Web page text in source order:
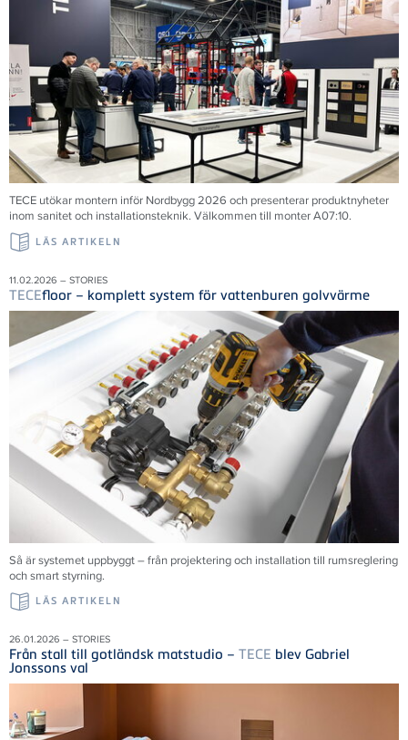
TECE utökar montern inför Nordbygg 2026 och presenterar produktnyheter
inom sanitet och installationsteknik. Välkommen till monter A07:10.
LÄS ARTIKELN
11.02.2026 – STORIES
TECEfloor – komplett system för vattenburen golvvärme
Så är systemet uppbyggt – från projektering och installation till rumsreglering
och smart styrning.
LÄS ARTIKELN
26.01.2026 – STORIES
Från stall till gotländsk matstudio – TECE blev Gabriel
Jonssons val